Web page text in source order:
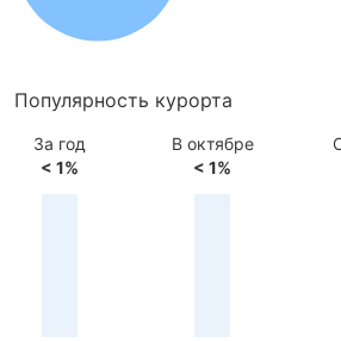
Популярность курорта
За год
< 1%
В октябре
< 1%